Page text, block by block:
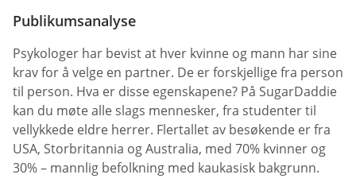
Publikumsanalyse
Psykologer har bevist at hver kvinne og mann har sine
krav for å velge en partner. De er forskjellige fra person
til person. Hva er disse egenskapene? På SugarDaddie
kan du møte alle slags mennesker, fra studenter til
vellykkede eldre herrer. Flertallet av besøkende er fra
USA, Storbritannia og Australia, med 70% kvinner og
30% – mannlig befolkning med kaukasisk bakgrunn.